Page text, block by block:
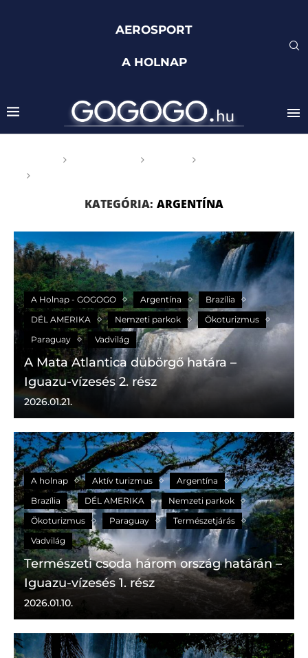
AEROSPORT
A HOLNAP
KATEGÓRIA: ARGENTÍNA
A Holnap - GOGOGO Argentína
Brazília
DÉL AMERIKA
Nemzeti parkok
Ökoturizmus
Paraguay
Vadvilág
A Mata Atlantica dübörgő határa –
Iguazu-vízesés 2. rész
2026.01.21.
A holnap Aktív turizmus
Argentína
Brazília
DÉL AMERIKA
Nemzeti parkok
Ökoturizmus
Paraguay
Természetjárás
Vadvilág
Természeti csoda három ország határán –
Iguazu-vízesés 1. rész
2026.01.10.